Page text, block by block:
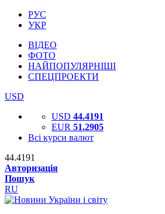
РУС
УКР
ВІДЕО
ФОТО
НАЙПОПУЛЯРНІШІ
СПЕЦПРОЕКТИ
USD
USD 44.4191
EUR 51.2905
Всі курси валют
44.4191
Авторизація
Пошук
RU